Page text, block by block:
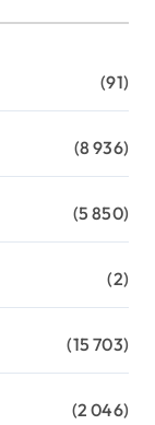
(91)
(8 936)
(5 850)
(2)
(15 703)
(2 046)